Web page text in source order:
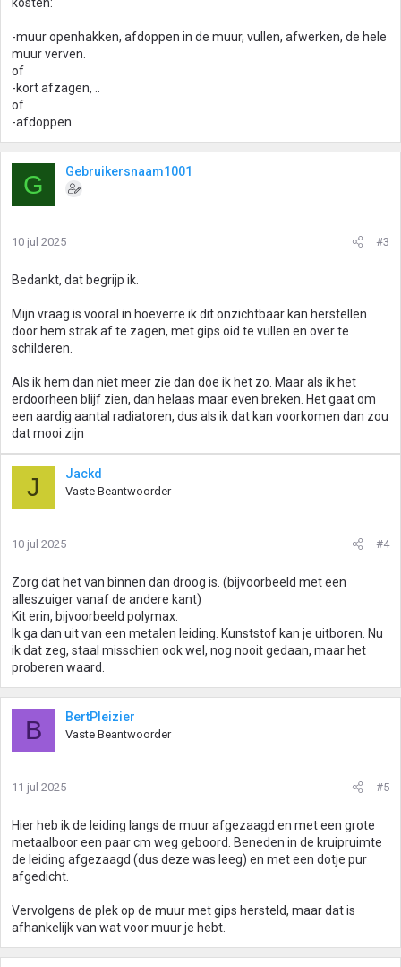
-muur openhakken, afdoppen in de muur, vullen, afwerken, de hele
muur verven.
of
-kort afzagen, ..
of
-afdoppen.
G Gebruikersnaam1001
10 jul 2025 #3
Bedankt, dat begrijp ik.
Mijn vraag is vooral in hoeverre ik dit onzichtbaar kan herstellen
door hem strak af te zagen, met gips oid te vullen en over te
schilderen.
Als ik hem dan niet meer zie dan doe ik het zo. Maar als ik het
erdoorheen blijf zien, dan helaas maar even breken. Het gaat om
een aardig aantal radiatoren, dus als ik dat kan voorkomen dan zou
dat mooi zijn
J Jackd
Vaste Beantwoorder
10 jul 2025 #4
Zorg dat het van binnen dan droog is. (bijvoorbeeld met een
alleszuiger vanaf de andere kant)
Kit erin, bijvoorbeeld polymax.
Ik ga dan uit van een metalen leiding. Kunststof kan je uitboren. Nu
ik dat zeg, staal misschien ook wel, nog nooit gedaan, maar het
proberen waard.
B BertPleizier
Vaste Beantwoorder
11 jul 2025 #5
Hier heb ik de leiding langs de muur afgezaagd en met een grote
metaalboor een paar cm weg geboord. Beneden in de kruipruimte
de leiding afgezaagd (dus deze was leeg) en met een dotje pur
afgedicht.
Vervolgens de plek op de muur met gips hersteld, maar dat is
afhankelijk van wat voor muur je hebt.